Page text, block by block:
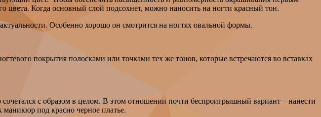
цвета. Когда основный слой подсохнет, можно наносить на ногти красный тон.
Особенно хорошо он смотрится на ногтях овальной формы.
покрытия полосками или точками тех же тонов, которые встречаются во вставках
с образом в целом. В этом отношении почти беспроигрышный вариант – нанести
под красно черное платье.